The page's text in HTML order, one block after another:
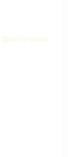
Достаточно